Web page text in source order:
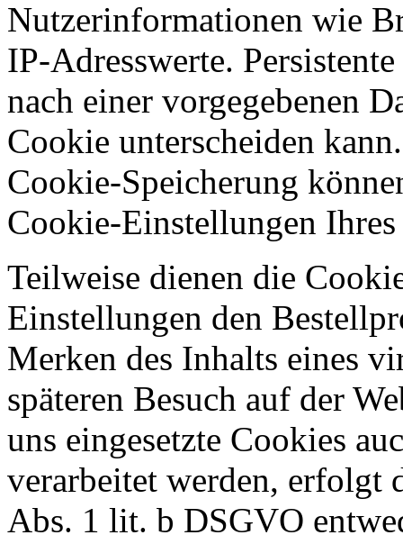
Nutzerinformationen wie
IP-Adresswerte.
nach einer vorgegebenen
Cookie unterscheiden
Cookie-Speicherung
Cookie-Einstellungen
Teilweise dienen die
Einstellungen den
Merken des Inhalts eines
späteren Besuch auf der
uns eingesetzte Cookies
verarbeitet werden, erfolgt
Abs. 1 lit. b DSGVO